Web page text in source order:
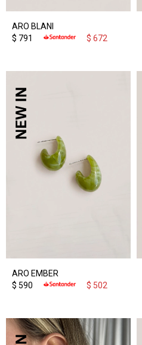
ARO BLANI
$ 791 $ 672
ARO EMBER
$ 590 $ 502